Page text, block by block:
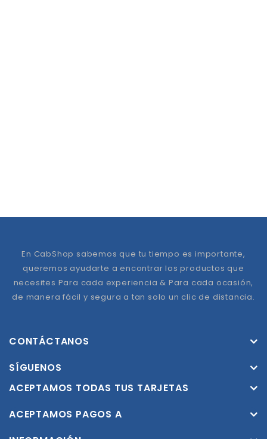
En CabShop sabemos que tu tiempo es importante,
queremos ayudarte a encontrar los productos que
necesites Para cada experiencia & Para cada ocasión,
de manera fácil y segura a tan solo un clic de distancia.
CONTÁCTANOS
SÍGUENOS
ACEPTAMOS TODAS TUS TARJETAS
ACEPTAMOS PAGOS A